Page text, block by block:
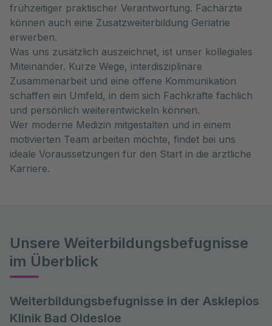
frühzeitiger praktischer Verantwortung. Fachärzte
können auch eine Zusatzweiterbildung Geriatrie
erwerben.
Was uns zusätzlich auszeichnet, ist unser kollegiales
Miteinander. Kurze Wege, interdisziplinäre
Zusammenarbeit und eine offene Kommunikation
schaffen ein Umfeld, in dem sich Fachkräfte fachlich
und persönlich weiterentwickeln können.
Wer moderne Medizin mitgestalten und in einem
motivierten Team arbeiten möchte, findet bei uns
ideale Voraussetzungen für den Start in die ärztliche
Karriere.
Unsere Weiterbildungsbefugnisse
im Überblick
Weiterbildungsbefugnisse in der Asklepios
Klinik Bad Oldesloe